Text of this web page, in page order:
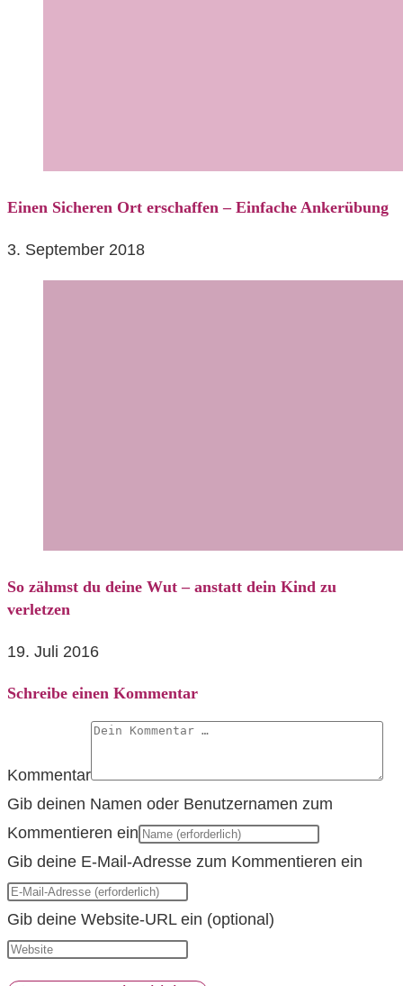
Einen Sicheren Ort erschaffen – Einfache Ankerübung
3. September 2018
So zähmst du deine Wut – anstatt dein Kind zu
verletzen
19. Juli 2016
Schreibe einen Kommentar
Kommentar
Gib deinen Namen oder Benutzernamen zum
Kommentieren ein
Gib deine E-Mail-Adresse zum Kommentieren ein
Gib deine Website-URL ein (optional)